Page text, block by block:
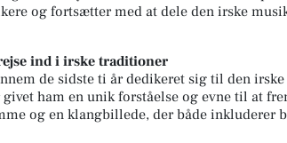
og fortsætter med at dele den irske
ind i irske traditioner
de sidste ti år dedikeret sig til den
ham en unik forståelse og evne til at
og en klangbillede, der både inkluderer